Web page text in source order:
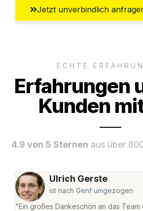
Jetzt unverbindlich
ECHTE
Erfahrungen
Kunden
4.9 von 5 Sternen aus über
Ulrich Gerste
ist nach Genf umgezogen
"Ein großes Dankeschön an das Team